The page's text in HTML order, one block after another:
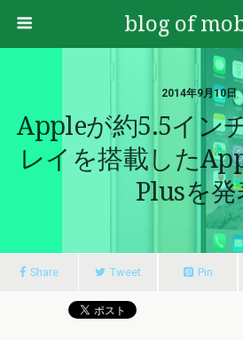
blog of
2014年9月10日
Appleが約5.5イン
レイを搭載した
Plusを発
Share Tweet Pin